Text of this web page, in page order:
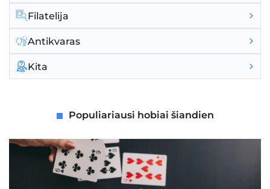
Filatelija
Antikvaras
Kita
Populiariausi hobiai šiandien